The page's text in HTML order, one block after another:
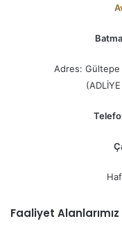
Adres: Gültepe
Faaliyet Alanlarımız